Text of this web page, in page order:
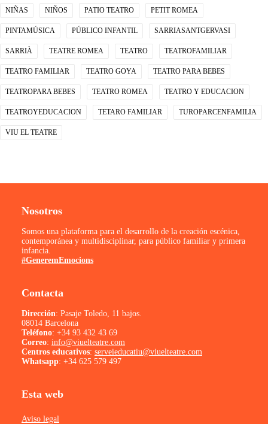
NIÑAS NIÑOS PATIO TEATRO PETIT ROMEA
PINTAMÚSICA PÚBLICO INFANTIL SARRIASANTGERVASI
SARRIÀ TEATRE ROMEA TEATRO TEATROFAMILIAR
TEATRO FAMILIAR TEATRO GOYA TEATRO PARA BEBES
TEATROPARA BEBES TEATRO ROMEA TEATRO Y EDUCACION
TEATROYEDUCACION TETARO FAMILIAR TUROPARCENFAMILIA
VIU EL TEATRE
Nosotros
Somos una plataforma para el desarrollo de la creación escénica,
contemporánea y multidisciplinar, para público familiar y primera
infancia.
#GeneremEmocions
Contacta
Dirección: Pasaje Toledo, 11 bajos.
08014 Barcelona
Teléfono: +34 93 432 43 69
Correo: info@viuelteatre.com
Centros educativos: serveieducatiu@viuelteatre.com
Whatsapp: +34 625 579 497
Esta web
Aviso legal